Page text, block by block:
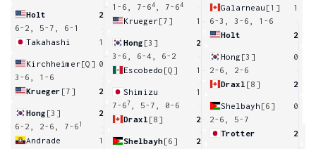
Holt
2
6-2, 5-7, 6-1
Takahashi
1
Kirchheimer[Q] 0
3-6, 1-6
Krueger [7] 2
Hong [3]
2
6-2, 2-6, 7-6 1
Andrade 1
1-6, 7-64 , 7-64
Krueger[7] 1
Hong [3]
2
3-6, 6-4, 6-2
Escobedo [Q] 1
Shimizu
1
7-67
, 5-7, 0-6
Draxl [8] 2
Shelbayh[6]
2
Galarneau [1]
1
6-3, 3-6, 1-6
Holt
2
Hong[3]
0
2-6, 2-6
Draxl [8] 2
Shelbayh [6]
0
2-6, 5-7
Trotter
2